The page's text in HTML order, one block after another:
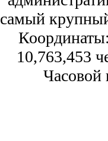
самый
10,763,453
Часовой